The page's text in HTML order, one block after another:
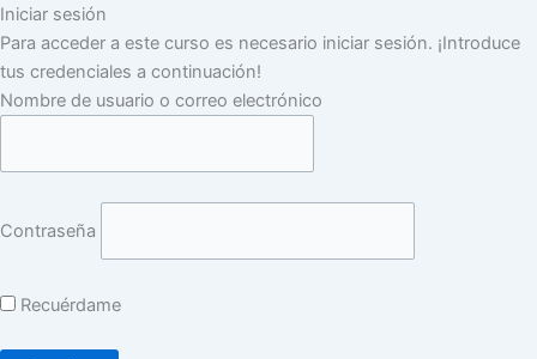
Iniciar sesión
Para acceder a este curso es necesario iniciar sesión. ¡Introduce
tus credenciales a continuación!
Nombre de usuario o correo electrónico
Contraseña
Recuérdame